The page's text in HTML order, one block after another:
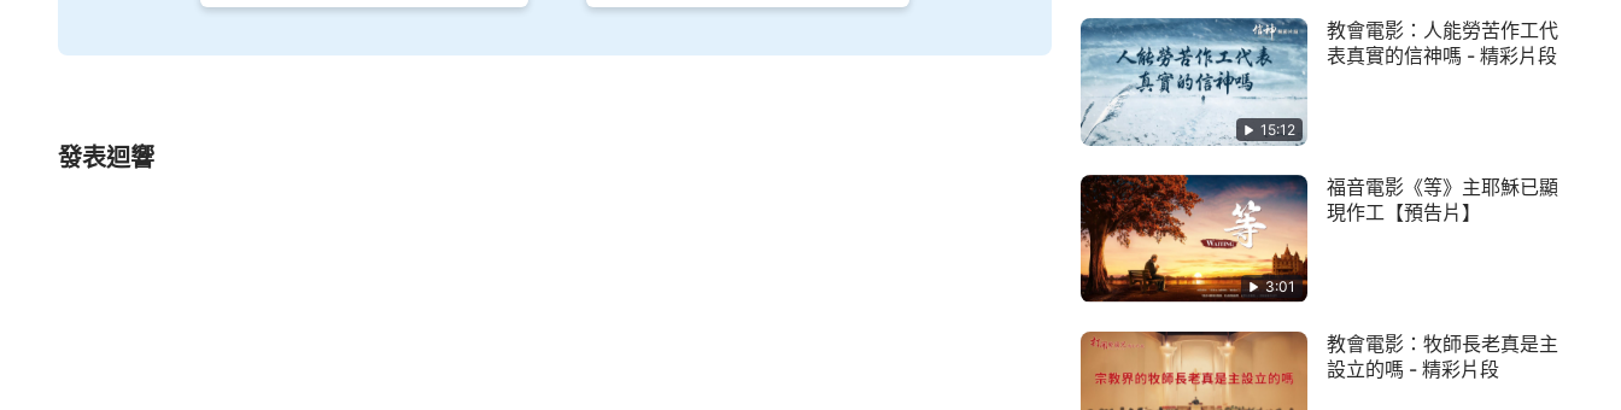
發表迴響
15:12
教會電影：人能勞苦作工代
表真實的信神嗎 - 精彩片段
3:01
福音電影《等》主耶穌已顯
現作工【預告片】
教會電影：牧師長老真是主
設立的嗎 - 精彩片段